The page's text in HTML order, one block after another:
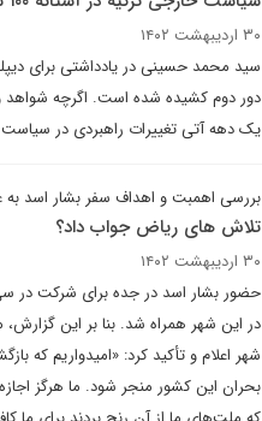
۳۰ اردیبهشت ۱۴۰۲
سید محمد حسینی در یادداشتی برای
دور دوم کشیده شده است. اگرچه شواهد
یک دهه آتی تغییرات راهبردی در
بررسی اهمبت و اهداف سفر بشار اسد به
تلاش های ریاض جواب داد؟
۳۰ اردیبهشت ۱۴۰۲
حضور بشار اسد در جده برای شرکت در
در این شهر همراه شد. بنا بر این
شهر اعلام و تأکید کرد: «امیدواریم که
بحران این کشور منجر شود. ما هرگز